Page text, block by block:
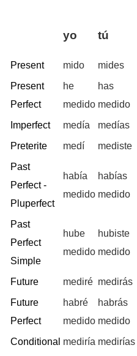
yo tú
Present mido mides
Present
Perfect
he
medido
has
medido
Imperfect
medía medías
Preterite
medí mediste
Past
Perfect -
Pluperfect
había
medido
habías
medido
Past
Perfect
Simple
hube
medido
hubiste
medido
Future mediré medirás
Future
Perfect
habré
medido
habrás
medido
Conditional mediría medirías